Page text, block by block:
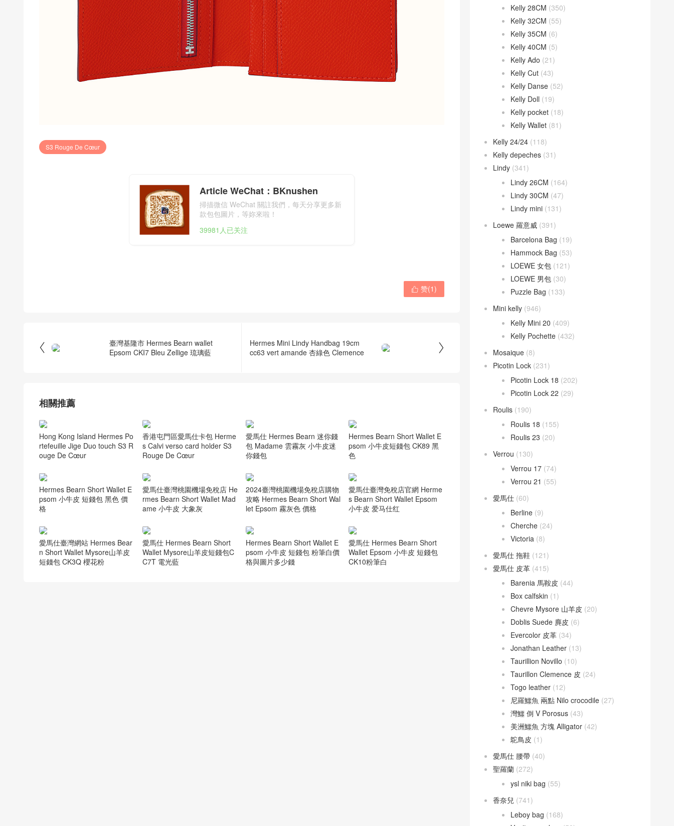
S3 Rouge De Cœur
Article WeChat：BKnushen
掃描微信 WeChat 關註我們，每天分享更多新
款包包圖片，等妳來啦！
39981人已关注
 赞(1)

臺灣基隆市 Hermes Bearn wallet
Epsom CKI7 Bleu Zellige 琉璃藍

Hermes Mini Lindy Handbag 19cm
cc63 vert amande 杏綠色 Clemence
相關推薦
Hong Kong Island Hermes Po
rtefeuille Jige Duo touch S3 R
ouge De Cœur
香港屯門區愛馬仕卡包 Herme
s Calvi verso card holder S3
Rouge De Cœur
愛馬仕 Hermes Bearn 迷你錢
包 Madame 雲霧灰 小牛皮迷
你錢包
Hermes Bearn Short Wallet E
psom 小牛皮短錢包 CK89 黑
色
Hermes Bearn Short Wallet E
psom 小牛皮 短錢包 黑色 價
格
愛馬仕臺灣桃園機場免稅店 He
rmes Bearn Short Wallet Mad
ame 小牛皮 大象灰
2024臺灣桃園機場免稅店購物
攻略 Hermes Bearn Short Wal
let Epsom 霧灰色 價格
愛馬仕臺灣免稅店官網 Herme
s Bearn Short Wallet Epsom
小牛皮 爱马仕红
愛馬仕臺灣網站 Hermes Bear
n Short Wallet Mysore山羊皮
短錢包 CK3Q 櫻花粉
愛馬仕 Hermes Bearn Short
Wallet Mysore山羊皮短錢包C
C7T 電光藍
Hermes Bearn Short Wallet E
psom 小牛皮 短錢包 粉筆白價
格與圖片多少錢
愛馬仕 Hermes Bearn Short
Wallet Epsom 小牛皮 短錢包
CK10粉筆白
Kelly 28CM (350)
Kelly 32CM (55)
Kelly 35CM (6)
Kelly 40CM (5)
Kelly Ado (21)
Kelly Cut (43)
Kelly Danse (52)
Kelly Doll (19)
Kelly pocket (18)
Kelly Wallet (81)
Kelly 24/24 (118)
Kelly depeches (31)
Lindy (341)
Lindy 26CM (164)
Lindy 30CM (47)
Lindy mini (131)
Loewe 羅意威 (391)
Barcelona Bag (19)
Hammock Bag (53)
LOEWE 女包 (121)
LOEWE 男包 (30)
Puzzle Bag (133)
Mini kelly (946)
Kelly Mini 20 (409)
Kelly Pochette (432)
Mosaique (8)
Picotin Lock (231)
Picotin Lock 18 (202)
Picotin Lock 22 (29)
Roulis (190)
Roulis 18 (155)
Roulis 23 (20)
Verrou (130)
Verrou 17 (74)
Verrou 21 (55)
愛馬仕 (60)
Berline (9)
Cherche (24)
Victoria (8)
愛馬仕 拖鞋 (121)
愛馬仕 皮革 (415)
Barenia 馬鞍皮 (44)
Box calfskin (1)
Chevre Mysore 山羊皮 (20)
Doblis Suede 麂皮 (6)
Evercolor 皮革 (34)
Jonathan Leather (13)
Taurillion Novillo (10)
Taurillon Clemence 皮 (24)
Togo leather (12)
尼羅鱷魚 兩點 Nilo crocodile (27)
灣鱷 倒 V Porosus (43)
美洲鱷魚 方塊 Alligator (42)
鴕鳥皮 (1)
愛馬仕 腰帶 (40)
聖羅蘭 (272)
ysl niki bag (55)
香奈兒 (741)
Leboy bag (168)